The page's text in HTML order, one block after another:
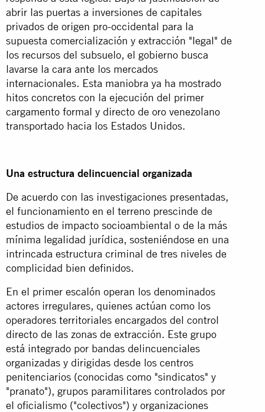
abrir las puertas a inversiones de capitales
privados de origen pro-occidental para la
supuesta comercialización y extracción "legal" de
los recursos del subsuelo, el gobierno busca
lavarse la cara ante los mercados
internacionales. Esta maniobra ya ha mostrado
hitos concretos con la ejecución del primer
cargamento formal y directo de oro venezolano
transportado hacia los Estados Unidos.
Una estructura delincuencial organizada
De acuerdo con las investigaciones presentadas,
el funcionamiento en el terreno prescinde de
estudios de impacto socioambiental o de la más
mínima legalidad jurídica, sosteniéndose en una
intrincada estructura criminal de tres niveles de
complicidad bien definidos.
En el primer escalón operan los denominados
actores irregulares, quienes actúan como los
operadores territoriales encargados del control
directo de las zonas de extracción. Este grupo
está integrado por bandas delincuenciales
organizadas y dirigidas desde los centros
penitenciarios (conocidas como "sindicatos" y
"pranato"), grupos paramilitares controlados por
el oficialismo ("colectivos") y organizaciones